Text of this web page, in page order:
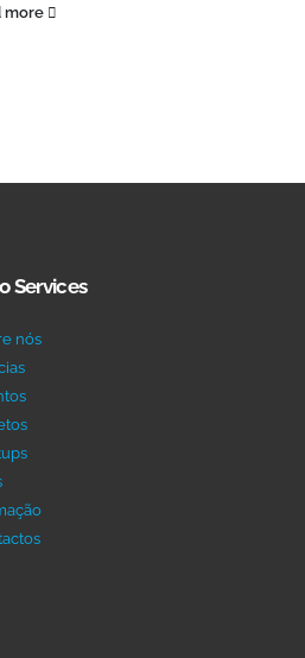
more
Services
nós